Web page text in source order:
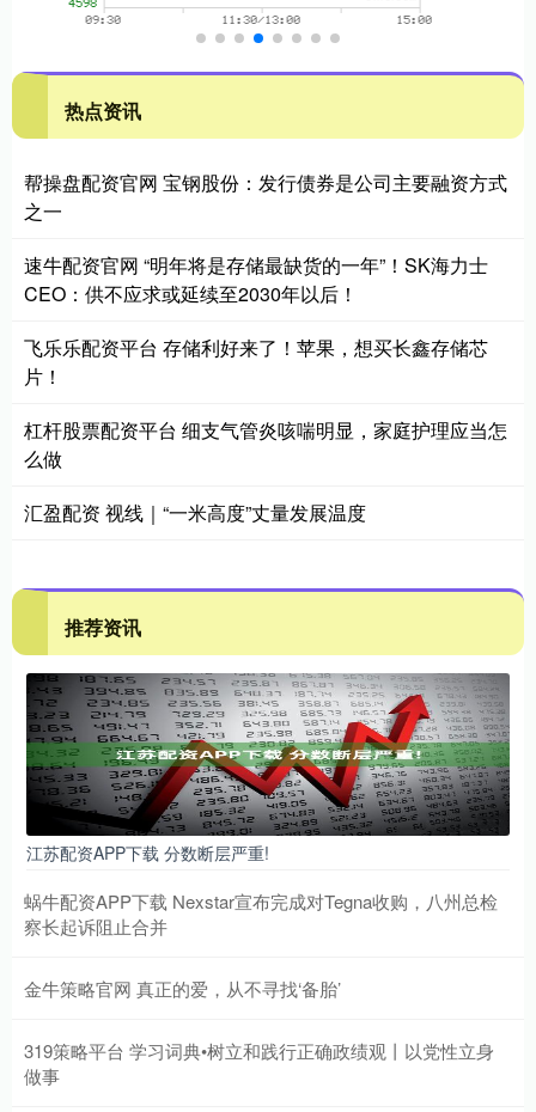
热点资讯
帮操盘配资官网 宝钢股份：发行债券是公司主要融资方式
之一
速牛配资官网 “明年将是存储最缺货的一年”！SK海力士
CEO：供不应求或延续至2030年以后！
飞乐乐配资平台 存储利好来了！苹果，想买长鑫存储芯
片！
杠杆股票配资平台 细支气管炎咳喘明显，家庭护理应当怎
么做
汇盈配资 视线｜“一米高度”丈量发展温度
推荐资讯
江苏配资APP下载 分数断层严重!
蜗牛配资APP下载 Nexstar宣布完成对Tegna收购，八州总检
察长起诉阻止合并
金牛策略官网 真正的爱，从不寻找‘备胎’
319策略平台 学习词典•树立和践行正确政绩观丨以党性立身
做事